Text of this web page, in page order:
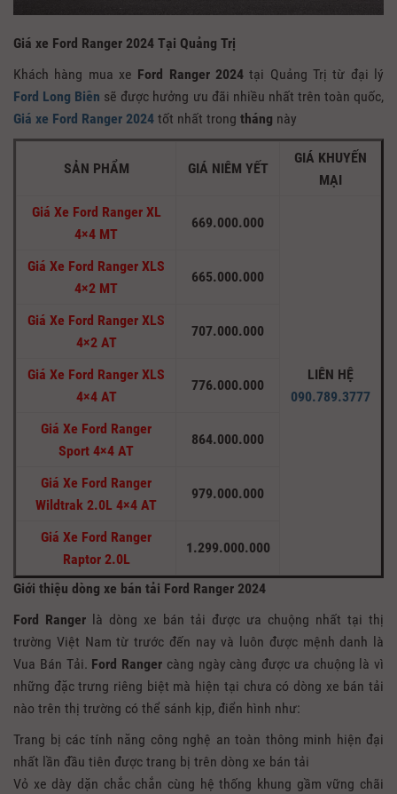
Giá xe Ford Ranger 2024 Tại Quảng Trị
Khách hàng mua xe Ford Ranger 2024 tại Quảng Trị từ đại lý
Ford Long Biên sẽ được hưởng ưu đãi nhiều nhất trên toàn quốc,
Giá xe Ford Ranger 2024 tốt nhất trong tháng này
SẢN PHẨM GIÁ NIÊM YẾT
GIÁ KHUYẾN
MẠI
Giá Xe Ford Ranger XL
4×4 MT
669.000.000
LIÊN HỆ
090.789.3777
Giá Xe Ford Ranger XLS
4×2 MT
665.000.000
Giá Xe Ford Ranger XLS
4×2 AT
707.000.000
Giá Xe Ford Ranger XLS
4×4 AT
776.000.000
Giá Xe Ford Ranger
Sport 4×4 AT
864.000.000
Giá Xe Ford Ranger
Wildtrak 2.0L 4×4 AT
979.000.000
Giá Xe Ford Ranger
Raptor 2.0L
1.299.000.000
Giới thiệu dòng xe bán tải Ford Ranger 2024
Ford Ranger là dòng xe bán tải được ưa chuộng nhất tại thị
trường Việt Nam từ trước đến nay và luôn được mệnh danh là
Vua Bán Tải. Ford Ranger càng ngày càng được ưa chuộng là vì
những đặc trưng riêng biệt mà hiện tại chưa có dòng xe bán tải
nào trên thị trường có thể sánh kịp, điển hình như:
Trang bị các tính năng công nghệ an toàn thông minh hiện đại
nhất lần đầu tiên được trang bị trên dòng xe bán tải
Vỏ xe dày dặn chắc chắn cùng hệ thống khung gầm vững chãi